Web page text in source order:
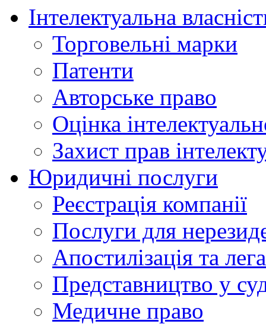
Інтелектуальна
Торговельні марки
Патенти
Авторське право
Оцінка
Захист прав
Юридичні послуги
Реєстрація компанії
Послуги для
Апостилізація та
Представництво у
Медичне право